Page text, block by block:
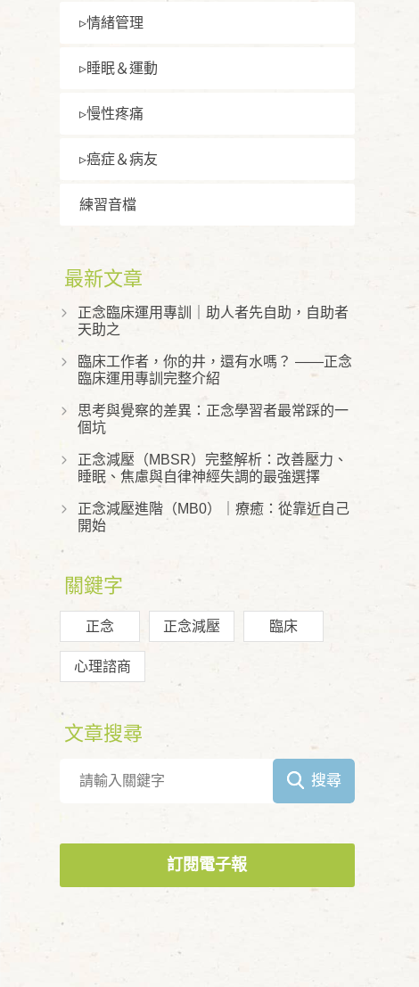
▹情緒管理
▹睡眠＆運動
▹慢性疼痛
▹癌症＆病友
練習⾳檔
最新文章
正念臨床運用專訓｜助人者先自助，自助者
天助之
臨床工作者，你的井，還有水嗎？ ——正念
臨床運用專訓完整介紹
思考與覺察的差異：正念學習者最常踩的一
個坑
正念減壓（MBSR）完整解析：改善壓力、
睡眠、焦慮與自律神經失調的最強選擇
正念減壓進階（MB0）｜療癒：從靠近自己
開始
關鍵字
正念 正念減壓 臨床
心理諮商
文章搜尋
搜尋
訂閱電子報